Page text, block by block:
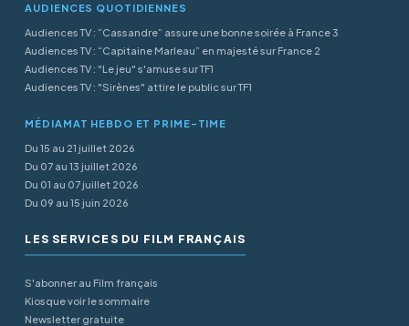
AUDIENCES QUOTIDIENNES
Audiences TV : “Cassandre” assure une bonne soirée à France 3
Audiences TV : “Capitaine Marleau” en majesté sur France 2
Audiences TV : "Le jeu" s'amuse sur TF1
Audiences TV : "Sirènes" attire le public sur TF1
MÉDIAMAT HEBDO ET PRIME-TIME
Du 15 au 21 juillet 2026
Du 07 au 13 juillet 2026
Du 01 au 07 juillet 2026
Du 09 au 15 juin 2026
LES SERVICES DU FILM FRANÇAIS
S'abonner au Film français
Kiosque voir le sommaire
Newsletter gratuite